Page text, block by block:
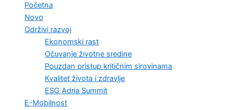
Početna
Novo
Održivi razvoj
Ekonomski rast
Očuvanje životne sredine
Pouzdan pristup kritičnim sirovinama
Kvalitet života i zdravlje
ESG Adria Summit
E-Mobilnost